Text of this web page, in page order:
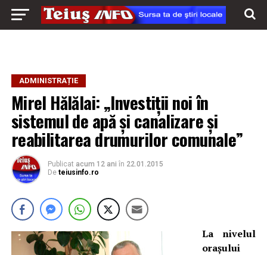
ADMINISTRAȚIE
Mirel Hălălai: „Investiții noi în
sistemul de apă și canalizare și
reabilitarea drumurilor comunale”
Publicat acum 12 ani în 22.01.2015
De teiusinfo.ro
La nivelul
orașului